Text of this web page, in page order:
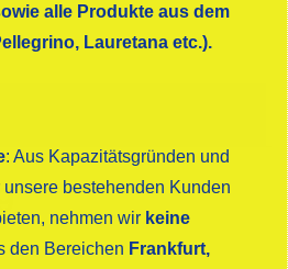
alle Produkte aus dem
Lauretana etc.).
: Aus Kapazitätsgründen und
bestehenden Kunden
nehmen wir keine
den Bereichen Frankfurt,